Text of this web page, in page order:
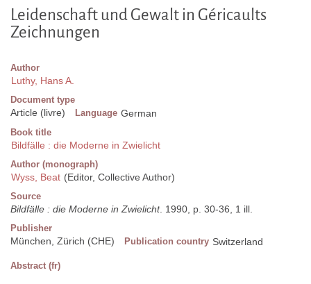
Leidenschaft und Gewalt in Géricaults
Zeichnungen
Author
Luthy, Hans A.
Document type
Article (livre) Language German
Book title
Bildfälle : die Moderne in Zwielicht
Author (monograph)
Wyss, Beat (Editor, Collective Author)
Source
Bildfälle : die Moderne in Zwielicht. 1990, p. 30-36, 1 ill.
Publisher
München, Zürich (CHE) Publication country Switzerland
Abstract (fr)